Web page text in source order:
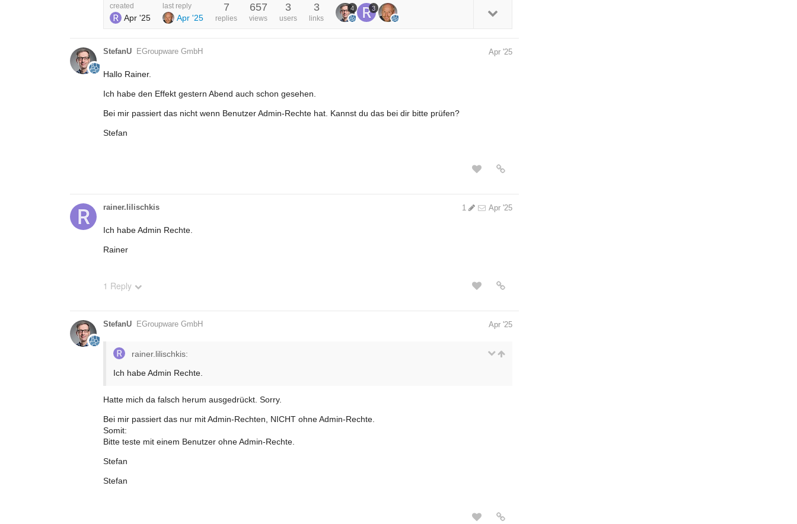
created
Apr '25
last reply
Apr '25
7
replies
657
views
3
users
3
links
4 3
StefanU EGroupware GmbH Apr '25
Hallo Rainer.
Ich habe den Effekt gestern Abend auch schon gesehen.
Bei mir passiert das nicht wenn Benutzer Admin-Rechte hat. Kannst du das bei dir bitte prüfen?
Stefan
rainer.lilischkis Apr '25
1
Ich habe Admin Rechte.
Rainer
1 Reply
StefanU EGroupware GmbH Apr '25
rainer.lilischkis:
Ich habe Admin Rechte.
Hatte mich da falsch herum ausgedrückt. Sorry.
Bei mir passiert das nur mit Admin-Rechten, NICHT ohne Admin-Rechte.
Somit:
Bitte teste mit einem Benutzer ohne Admin-Rechte.
Stefan
Stefan